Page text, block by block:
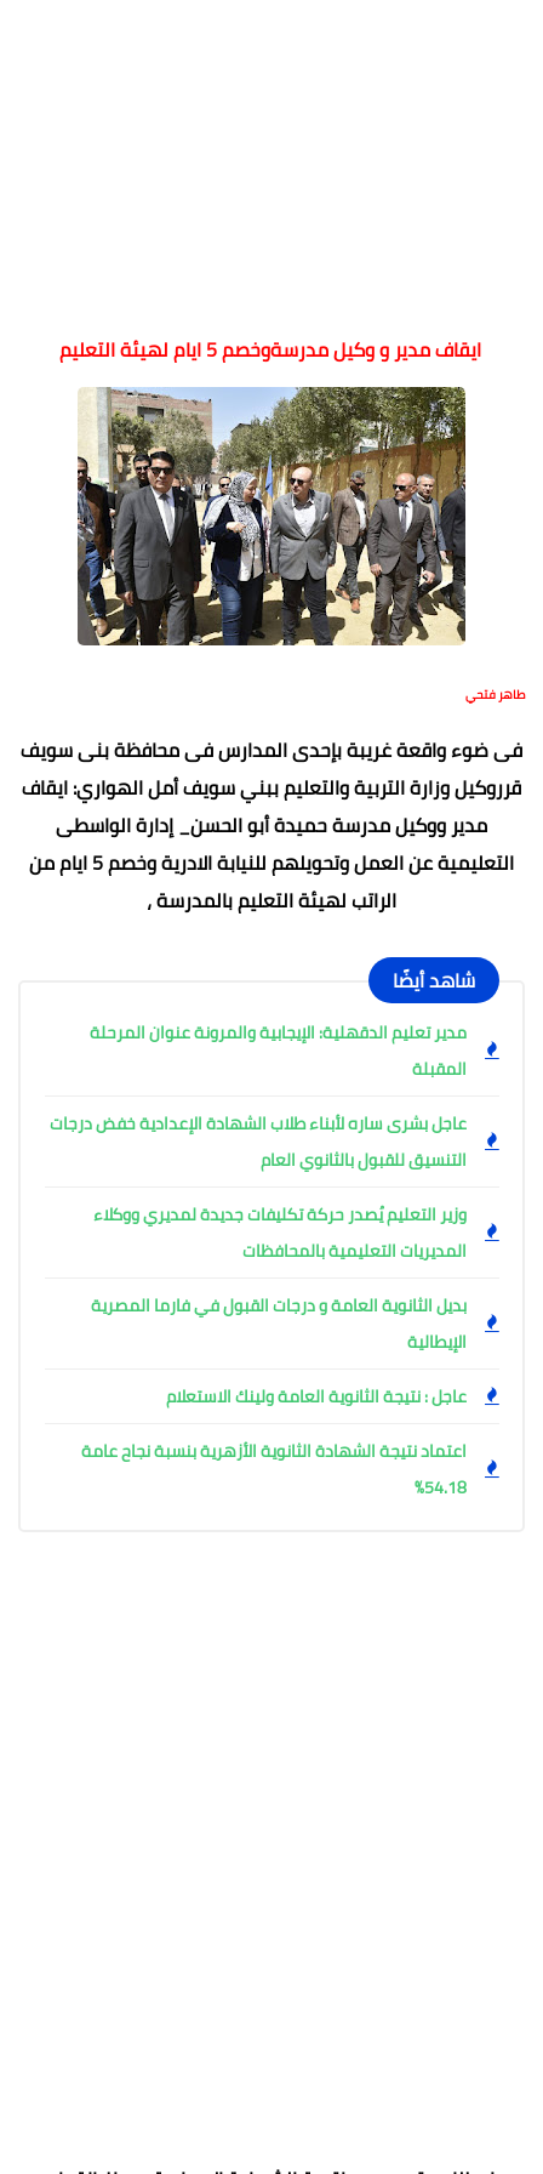
ايقاف مدير و وكيل مدرسةوخصم 5 ايام لهيئة التعليم
طاهر فتحي
فى ضوء واقعة غريبة بإحدى المدارس فى محافظة بنى سويف
قرروكيل وزارة التربية والتعليم ببني سويف أمل الهواري: ايقاف
مدير ووكيل مدرسة حميدة أبو الحسن_ إدارة الواسطى
التعليمية عن العمل وتحويلهم للنيابة الادرية وخصم 5 ايام من
الراتب لهيئة التعليم بالمدرسة ،
شاهد أيضًا
مدير تعليم الدقهلية: الإيجابية والمرونة عنوان المرحلة
المقبلة
عاجل بشرى ساره لأبناء طلاب الشهادة الإعدادية خفض درجات
التنسيق للقبول بالثانوي العام
وزير التعليم يُصدر حركة تكليفات جديدة لمديري ووكلاء
المديريات التعليمية بالمحافظات
بديل الثانوية العامة و درجات القبول في فارما المصرية
الإيطالية
عاجل : نتيجة الثانوية العامة ولينك الاستعلام
اعتماد نتيجة الشهادة الثانوية الأزهرية بنسبة نجاح عامة
54.18%